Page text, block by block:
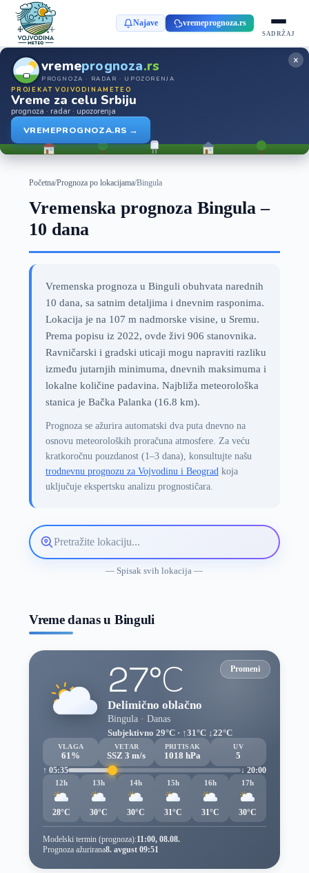
Najave vremeprognoza.rs
SADRŽAJ
vremeprognoza.rs
PROGNOZA · RADAR · UPOZORENJA
PROJEKAT VOJVODINAMETEO
Vreme za celu Srbiju
prognoza · radar · upozorenja
VREMEPROGNOZA.RS →
×
Početna/Prognoza po lokacijama/Bingula
Vremenska prognoza Bingula –
10 dana
Vremenska prognoza u Binguli obuhvata narednih
10 dana, sa satnim detaljima i dnevnim rasponima.
Lokacija je na 107 m nadmorske visine, u Sremu.
Prema popisu iz 2022, ovde živi 906 stanovnika.
Ravničarski i gradski uticaji mogu napraviti razliku
između jutarnjih minimuma, dnevnih maksimuma i
lokalne količine padavina. Najbliža meteorološka
stanica je Bačka Palanka (16.8 km).
Prognoza se ažurira automatski dva puta dnevno na
osnovu meteoroloških proračuna atmosfere. Za veću
kratkoročnu pouzdanost (1–3 dana), konsultujte našu
trodnevnu prognozu za Vojvodinu i Beogradkoja
uključuje ekspertsku analizu prognostičara.
Pretražite
lokaciju
— Spisak svih lokacija —
Vreme danas u Binguli
Promeni
27°C
Delimično oblačno
Bingula · Danas
Subjektivno 29°C · ↑31°C ↓22°C
VLAGA
61%
VETAR
SSZ 3 m/s
PRITISAK
1018 hPa
UV
5
↑ 05:35
↓ 20:00
12h
28°C
13h
30°C
14h
30°C
15h
31°C
16h
31°C
17h
30°C
Modelski termin (prognoza):11:00, 08.08.
Prognoza ažurirana8. avgust 09:51